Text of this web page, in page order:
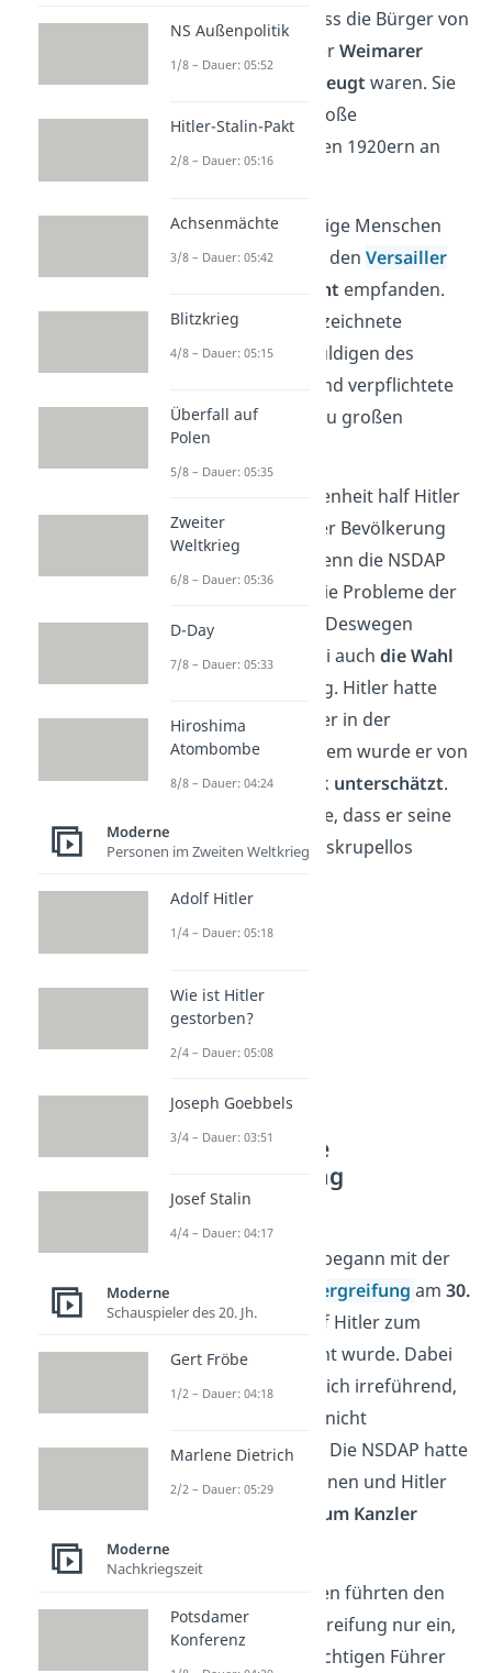
Dabei half es ihm, dass die Bürger von
der Demokratie in derWeimarer
Republik nicht überzeugt waren. Sie
glaubten, dass die große
Wirtschaftskrise in den 1920ern an
Außerdem waren einige Menschen
sehr wütend, weil sie den Versailler
ungerecht empfanden.
Denn der Vertrag bezeichnete
Deutschland als Schuldigen des
und verpflichtete
das Deutsche Reich zu großen
Schuldenzahlungen.
Die große Unzufriedenheit half Hitler
und der NSDAP, in der Bevölkerung
beliebt zu werden. Denn die NSDAP
versprach, dass sie die Probleme der
Bürger lösen würde. Deswegen
gewann
Hitlers Partei auch die Wahl
auf legalem Weg. Hitler hatte
also viele Unterstützer in der
Bevölkerung. Außerdem wurde er von
seinen Kritikern stark unterschätzt.
Kaum jemand glaubte, dass er seine
Ideologie wirklich so skrupellos
Die sogenannte
Machtergreifung
Die Herrschaft des
Nationalsozialismus begann mit der
sogenannten
Machtergreifung am 30.
Januar 1933, als Adolf Hitler zum
Reichskanzler ernannt wurde. Dabei
ist der Begriff eigentlich irreführend,
weil Hitler die Macht nicht
selbstständig ergriff. Die NSDAP hatte
die Wahl 1932 gewonnen und Hitler
rechtmäßig zum Kanzler
ernannt
Die Nationalsozialisten führten den
Begriff der Machtergreifung nur ein,
um Hitler als den mächtigen Führer
NS Außenpolitik
1/8 – Dauer: 05:52
Hitler-Stalin-Pakt
2/8 – Dauer: 05:16
Achsenmächte
3/8 – Dauer: 05:42
Blitzkrieg
4/8 – Dauer: 05:15
Überfall auf
Polen
5/8 – Dauer: 05:35
Zweiter
Weltkrieg
6/8 – Dauer: 05:36
D-Day
7/8 – Dauer: 05:33
Hiroshima
Atombombe
8/8 – Dauer: 04:24
Moderne
Personen im Zweiten Weltkrieg
Adolf Hitler
1/4 – Dauer: 05:18
Wie ist Hitler
gestorben?
2/4 – Dauer: 05:08
Joseph Goebbels
3/4 – Dauer: 03:51
Josef Stalin
4/4 – Dauer: 04:17
Moderne
Schauspieler des 20. Jh.
Gert Fröbe
1/2 – Dauer: 04:18
Marlene Dietrich
2/2 – Dauer: 05:29
Moderne
Nachkriegszeit
Potsdamer
Konferenz